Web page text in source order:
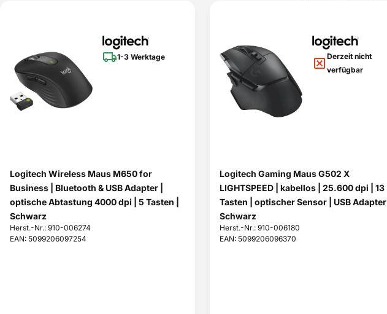
1-3 Werktage
Logitech Wireless Maus M650 for
Business | Bluetooth & USB Adapter |
optische Abtastung 4000 dpi | 5 Tasten |
Schwarz
Herst.-Nr.: 910-006274
EAN: 5099206097254
Derzeit nicht
verfügbar
Logitech Gaming Maus G502 X
LIGHTSPEED | kabellos | 25.600 dpi | 13
Tasten | optischer Sensor | USB Adapter |
Schwarz
Herst.-Nr.: 910-006180
EAN: 5099206096370